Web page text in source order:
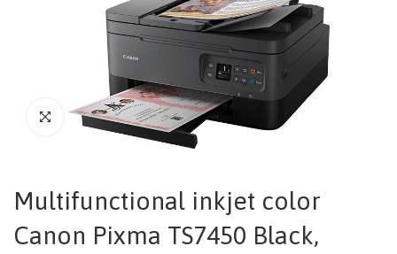
Multifunctional inkjet color
Canon Pixma TS7450 Black,